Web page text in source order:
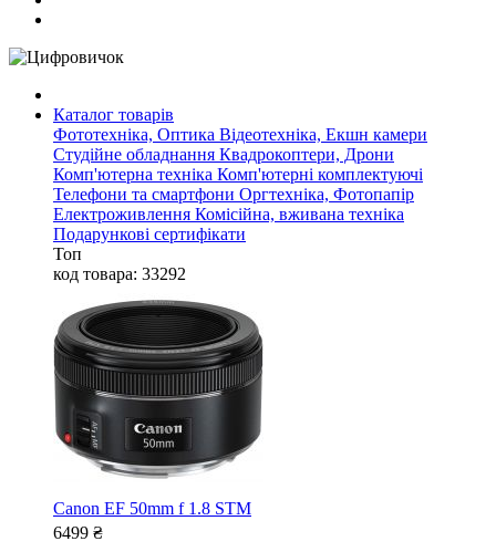
Каталог товарів
Фототехніка, Оптика Відеотехніка, Екшн камери
Студійне обладнання Квадрокоптери, Дрони
Комп'ютерна техніка Комп'ютерні комплектуючі
Телефони та смартфони Оргтехніка, Фотопапір
Електроживлення Комісійна, вживана техніка
Подарункові сертифікати
Топ
код товара: 33292
Canon EF 50mm f 1.8 STM
6499 ₴